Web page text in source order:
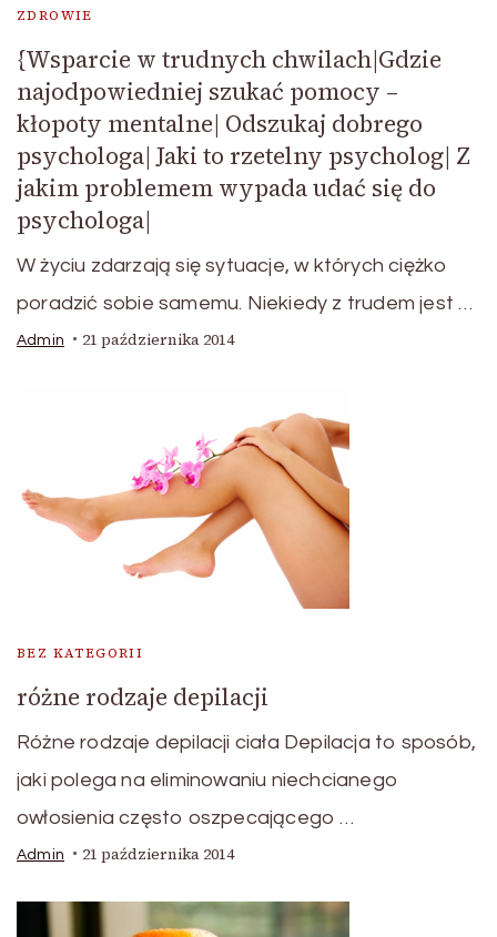
ZDROWIE
{Wsparcie w trudnych chwilach|Gdzie
najodpowiedniej szukać pomocy –
kłopoty mentalne| Odszukaj dobrego
psychologa| Jaki to rzetelny psycholog| Z
jakim problemem wypada udać się do
psychologa|
W życiu zdarzają się sytuacje, w których ciężko
poradzić sobie samemu. Niekiedy z trudem jest …
Admin 21 października 2014
BEZ KATEGORII
różne rodzaje depilacji
Różne rodzaje depilacji ciała Depilacja to sposób,
jaki polega na eliminowaniu niechcianego
owłosienia często oszpecającego …
Admin 21 października 2014